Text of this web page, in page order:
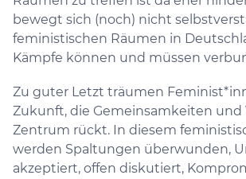
bewegt sich (noch) nicht
feministischen Räumen in
Kämpfe können und müssen
Zu guter Letzt träumen
Zukunft, die Gemeinsamkeiten und
Zentrum rückt. In diesem
werden Spaltungen überwunden,
akzeptiert, offen diskutiert,